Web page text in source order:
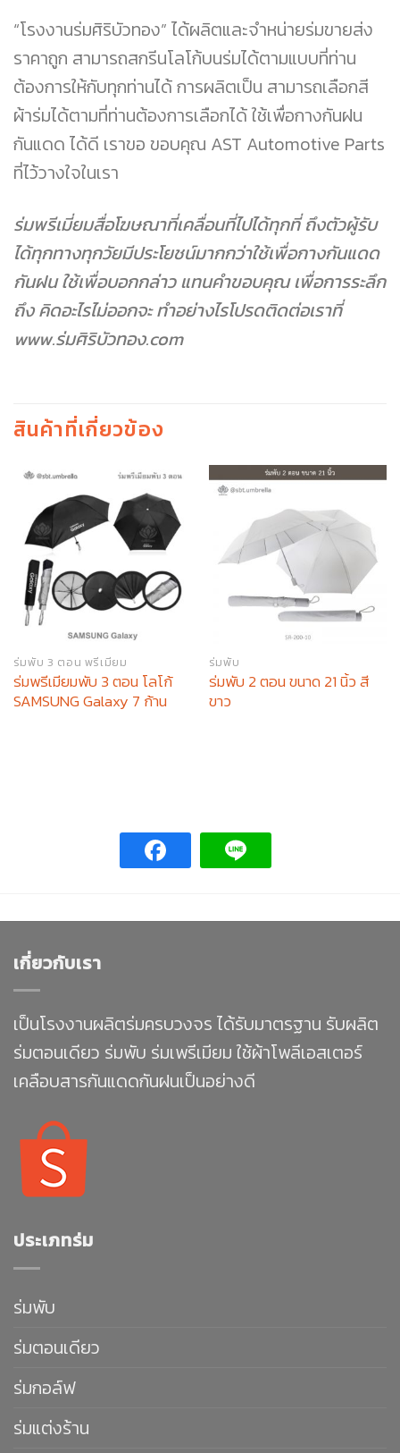
“โรงงานร่มศิริบัวทอง” ได้ผลิตและจำหน่ายร่มขายส่ง
ราคาถูก สามารถสกรีนโลโก้บนร่มได้ตามแบบที่ท่าน
ต้องการให้กับทุกท่านได้ การผลิตเป็น สามารถเลือกสี
ผ้าร่มได้ตามที่ท่านต้องการเลือกได้ ใช้เพื่อกางกันฝน
กันแดด ได้ดี เราขอ ขอบคุณ AST Automotive Parts
ที่ไว้วางใจในเรา
ร่มพรีเมี่ยมสื่อโฆษณาที่เคลื่อนที่ไปได้ทุกที่ ถึงตัวผู้รับ
ได้ทุกทางทุกวัยมีประโยชน์มากกว่าใช้เพื่อกางกันแดด
กันฝน ใช้เพื่อบอกกล่าว แทนคำขอบคุณ เพื่อการระลึก
ถึง คิดอะไรไม่ออกจะ ทำอย่างไรโปรดติดต่อเราที่
www.ร่มศิริบัวทอง.com
สินค้าที่เกี่ยวข้อง
ร่มพับ 3 ตอน พรีเมียม
ร่มพรีเมียมพับ 3 ตอน โลโก้
SAMSUNG Galaxy 7 ก้าน
ร่มพับ
ร่มพับ 2 ตอน ขนาด 21 นิ้ว สี
ขาว
เกี่ยวกับเรา
เป็นโรงงานผลิตร่มครบวงจร ได้รับมาตรฐาน รับผลิต
ร่มตอนเดียว ร่มพับ ร่มเพรีเมียม ใช้ผ้าโพลีเอสเตอร์
เคลือบสารกันแดดกันฝนเป็นอย่างดี
ประเภทร่ม
ร่มพับ
ร่มตอนเดียว
ร่มกอล์ฟ
ร่มแต่งร้าน